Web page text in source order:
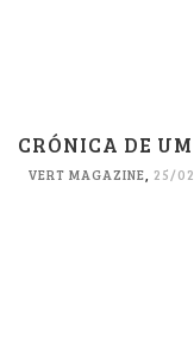
CRÓNICA DE
VERT MAGAZINE, 25/